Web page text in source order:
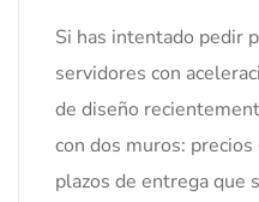
Si has intentado pedir
servidores con
de diseño
con dos muros:
plazos de entrega que